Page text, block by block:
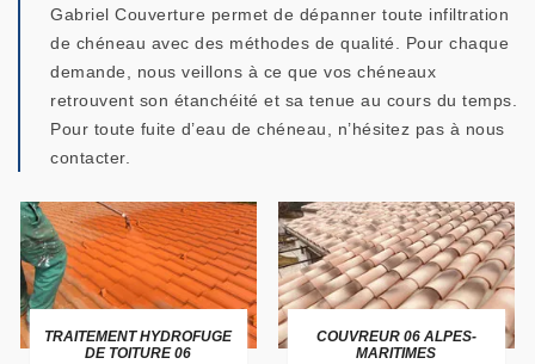
Gabriel Couverture permet de dépanner toute infiltration
de chéneau avec des méthodes de qualité. Pour chaque
demande, nous veillons à ce que vos chéneaux
retrouvent son étanchéité et sa tenue au cours du temps.
Pour toute fuite d’eau de chéneau, n’hésitez pas à nous
contacter.
TRAITEMENT HYDROFUGE
DE TOITURE 06
COUVREUR 06 ALPES-
MARITIMES